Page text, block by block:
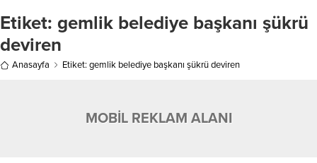
Etiket: gemlik belediye başkanı şükrü
deviren
Anasayfa Etiket: gemlik belediye başkanı şükrü deviren
MOBİL REKLAM ALANI